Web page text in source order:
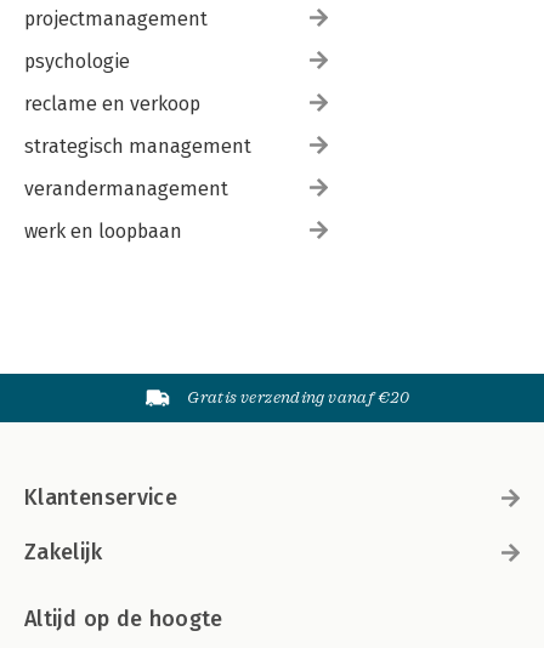
projectmanagement
psychologie
reclame en verkoop
strategisch management
verandermanagement
werk en loopbaan
Gratis verzending vanaf €20
Klantenservice
Zakelijk
Altijd op de hoogte